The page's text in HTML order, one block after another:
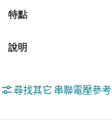
尋找其它 串聯電壓參考